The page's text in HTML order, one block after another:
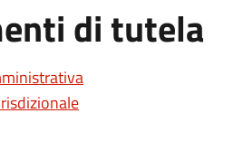
di tutela